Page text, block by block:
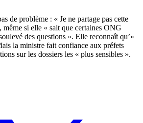
de problème : « Je ne partage pas cette
si elle « sait que certaines ONG
des questions ». Elle reconnaît qu’«
la ministre fait confiance aux préfets
sur les dossiers les « plus sensibles ».